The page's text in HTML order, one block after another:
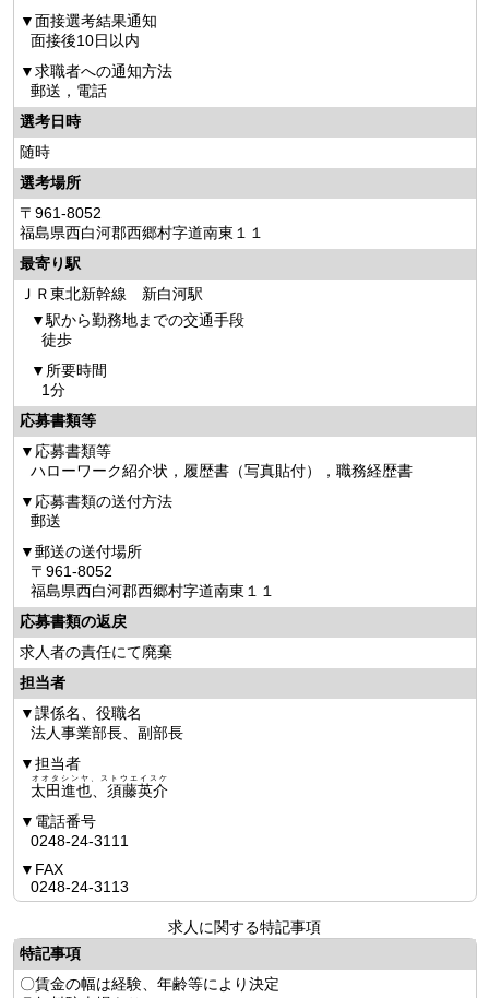
面接選考結果通知
面接後10日以内
求職者への通知方法
郵送，電話
選考日時
随時
選考場所
〒961-8052
福島県西白河郡西郷村字道南東１１
最寄り駅
ＪＲ東北新幹線 新白河駅
駅から勤務地までの交通手段
徒歩
所要時間
1分
応募書類等
応募書類等
ハローワーク紹介状，履歴書（写真貼付），職務経歴書
応募書類の送付方法
郵送
郵送の送付場所
〒961-8052
福島県西白河郡西郷村字道南東１１
応募書類の返戻
求人者の責任にて廃棄
担当者
課係名、役職名
法人事業部長、副部長
担当者
太田進也、須藤英介
オオタシンヤ、ストウエイスケ
電話番号
0248-24-3111
FAX
0248-24-3113
求人に関する特記事項
特記事項
〇賃金の幅は経験、年齢等により決定